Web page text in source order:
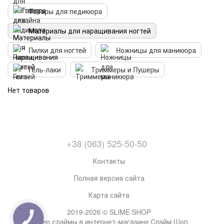
Товары для педикюра
Материалы для наращивания ногтей
Пилки для ногтей
Ножницы для маникюра
Гель-лаки
Триммеры и Пушеры
Нет товаров
+38 (063) 525-50-50
Контакты
Полная версия сайта
Карта сайта
2019-2026 © SLIME SHOP
Супер слаймы в интернет-магазине Слайм Шоп